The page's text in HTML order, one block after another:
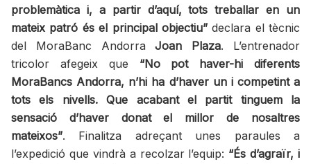
problemàtica i, a partir d’aquí, tots treballar en un
mateix patró és el principal objectiu”declara el tècnic
del MoraBanc AndorraJoan Plaza. L’entrenador
tricolor afegeix que “No pot haver-hi diferents
MoraBancs Andorra, n’hi ha d’haver un i competint a
tots els nivells. Que acabant el partit tinguem la
sensació d’haver donat el millor de nosaltres
mateixos”. Finalitza adreçant unes paraules a
l’expedició que vindrà a recolzar l’equip: “És d’agraïr, i